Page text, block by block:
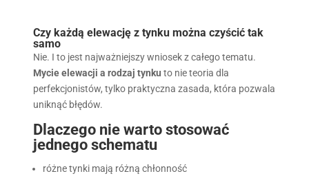
Czy każdą elewację z tynku można czyścić tak
samo
Nie. I to jest najważniejszy wniosek z całego tematu.
Mycie elewacji a rodzaj tynku to nie teoria dla
perfekcjonistów, tylko praktyczna zasada, która pozwala
uniknąć błędów.
Dlaczego nie warto stosować
jednego schematu
różne tynki mają różną chłonność